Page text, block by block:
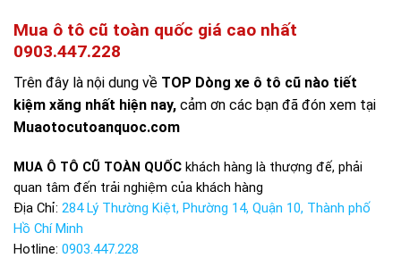
Mua ô tô cũ toàn quốc giá cao nhất
0903.447.228
Trên đây là nội dung về TOP Dòng xe ô tô cũ nào tiết
kiệm xăng nhất hiện nay, cảm ơn các bạn đã đón xem tại
Muaotocutoanquoc.com
MUA Ô TÔ CŨ TOÀN QUỐC khách hàng là thượng đế, phải
quan tâm đến trải nghiệm của khách hàng
Địa Chỉ: 284 Lý Thường Kiệt, Phường 14, Quận 10, Thành phố
Hồ Chí Minh
Hotline: 0903.447.228